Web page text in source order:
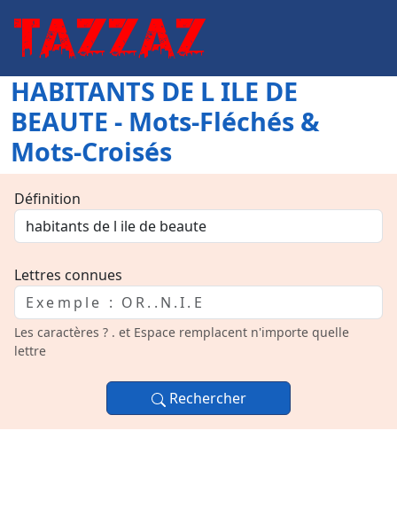
HABITANTS DE L ILE DE
BEAUTE - Mots-Fléchés &
Mots-Croisés
Définition
Lettres connues
Les caractères ? . et Espace remplacent n'importe quelle
lettre
Rechercher